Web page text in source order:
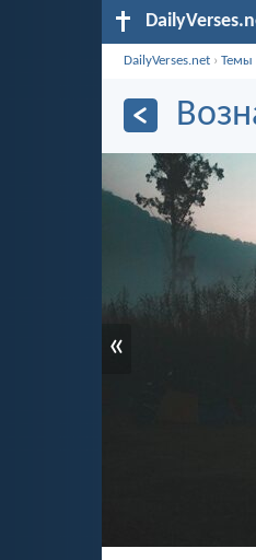
DailyVerses.net ›Темы
«